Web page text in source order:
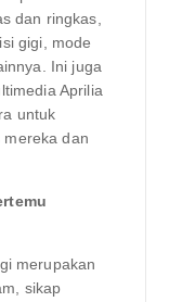
dan ringkas,
gigi, mode
Ini juga
Aprilia
untuk
mereka dan
merupakan
sikap